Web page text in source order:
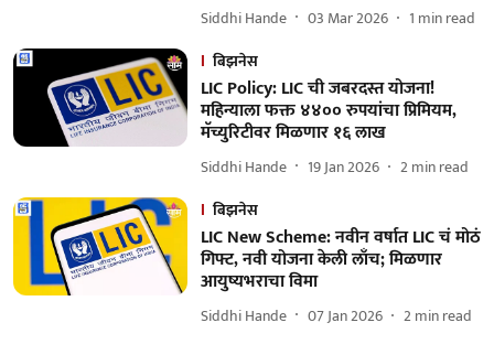
Siddhi Hande 03 Mar 2026 1 min read
बिझनेस
LIC Policy: LIC ची जबरदस्त योजना!
महिन्याला फक्त ४४०० रुपयांचा प्रिमियम,
मॅच्युरिटीवर मिळणार १६ लाख
Siddhi Hande 19 Jan 2026 2min read
बिझनेस
LIC New Scheme: नवीन वर्षात LIC चं मोठं
गिफ्ट, नवी योजना केली लाँच; मिळणार
आयुष्यभराचा विमा
Siddhi Hande 07 Jan 2026 2min read